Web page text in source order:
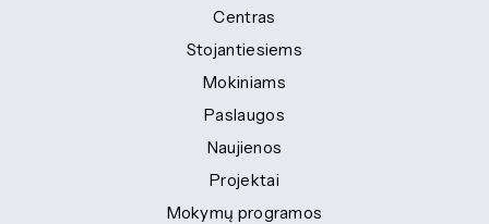
Centras
Stojantiesiems
Mokiniams
Paslaugos
Naujienos
Projektai
Mokymų programos